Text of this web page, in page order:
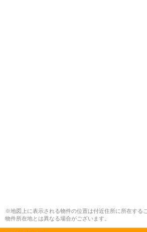
※地図上に表示される物件の位置は付近住所に所在する
物件所在地とは異なる場合がございます。